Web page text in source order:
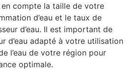
en compte la taille de votre
d’eau et le taux de
d’eau. Il est important de
d’eau adapté à votre utilisation
l’eau de votre région pour
optimale.